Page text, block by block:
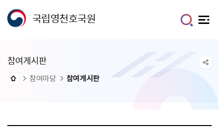
국립영천호국원
참여게시판
참여마당 참여게시판